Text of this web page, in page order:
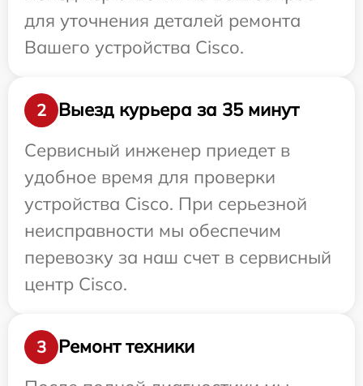
для уточнения деталей ремонта
Вашего устройства Cisco.
2
Выезд курьера за 35 минут
Сервисный инженер приедет в
удобное время для проверки
устройства Cisco. При серьезной
неисправности мы обеспечим
перевозку за наш счет в сервисный
центр Cisco.
3
Ремонт техники